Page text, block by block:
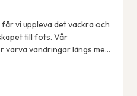
vi uppleva det vackra och
till fots. Vår
varva vandringar längs med